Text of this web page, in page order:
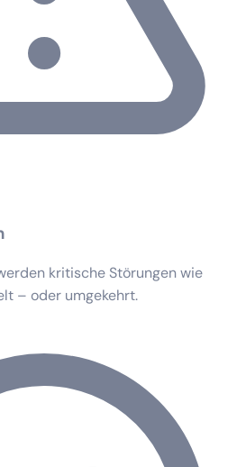
kritische Störungen wie
– oder umgekehrt.